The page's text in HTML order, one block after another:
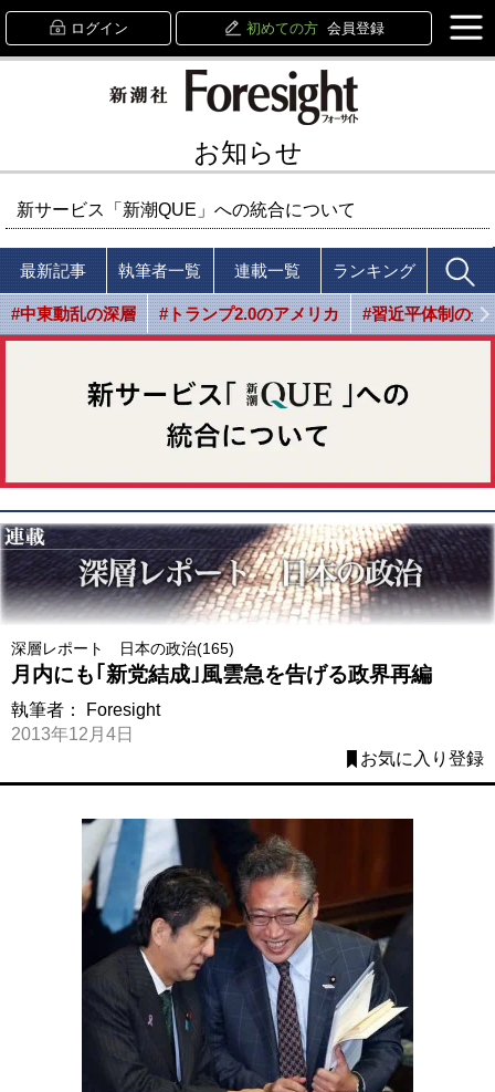
ログイン 初めての方 会員登録
お知らせ
新サービス「新潮QUE」への統合について
最新記事 執筆者一覧 連載一覧 ランキング
#中東動乱の深層 #トランプ2.0のアメリカ #習近平体制の光
深層レポート 日本の政治(165)
月内にも｢新党結成｣風雲急を告げる政界再編
執筆者：
Foresight
2013年12月4日
お気に入り登録